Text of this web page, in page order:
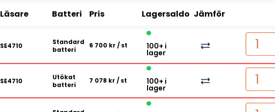
Läsare Batteri Pris Lagersaldo Jämför
SE4710
Standard
batteri
6 700 kr / st 100+ i
lager
SE4710
Utökat
batteri
7 078 kr / st 100+ i
lager